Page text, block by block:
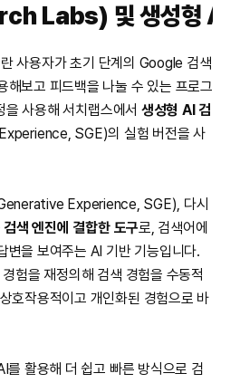
Labs) 및 생성형 AI
사용자가 초기 단계의 Google 검색
해보고 피드백을 나눌 수 있는 프로그
사용해 서치랩스에서 생성형 AI 검
SGE)의 실험 버전을 사
Experience, SGE), 다시
색 엔진에 결합한 도구로, 검색어에
변을 보여주는 AI 기반 기능입니다.
험을 재정의해 검색 경험을 수동적
호작용적이고 개인화된 경험으로 바
를 활용해 더 쉽고 빠른 방식으로 검